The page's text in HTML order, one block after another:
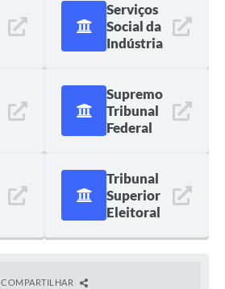
Serviços
Social da
Indústria
Supremo
Tribunal
Federal
Tribunal
Superior
Eleitoral
COMPARTILHAR